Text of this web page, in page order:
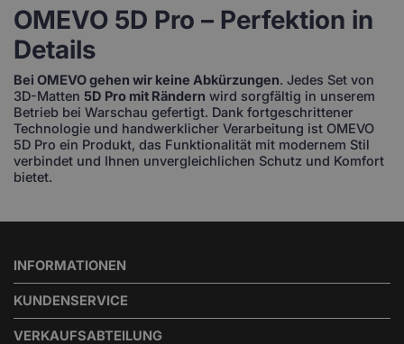
OMEVO 5D Pro – Perfektion in
Details
Bei OMEVO gehen wir keine Abkürzungen. Jedes Set von
3D-Matten 5D Pro mit Rändern wird sorgfältig in unserem
Betrieb bei Warschau gefertigt. Dank fortgeschrittener
Technologie und handwerklicher Verarbeitung ist OMEVO
5D Pro ein Produkt, das Funktionalität mit modernem Stil
verbindet und Ihnen unvergleichlichen Schutz und Komfort
bietet.
INFORMATIONEN
KUNDENSERVICE
VERKAUFSABTEILUNG